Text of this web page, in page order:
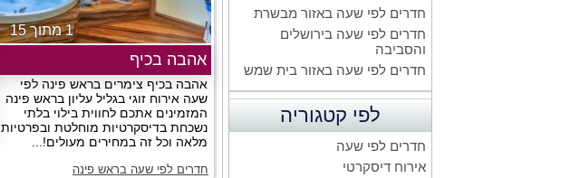
חדרים לפי שעה באזור מבשרת
חדרים לפי שעה בירושלים
והסביבה
חדרים לפי שעה באזור בית שמש
לפי קטגוריה
חדרים לפי שעה
אירוח דיסקרטי
1 מתוך 15
אהבה בכיף
אהבה בכיף צימרים בראש פינה לפי
שעה אירוח זוגי בגליל עליון בראש פינה
המזמינים אתכם לחווית בילוי בלתי
נשכחת בדיסקרטיות מוחלטת ובפרטיות
מלאה וכל זה במחירים מעולים!...
חדרים לפי שעה בראש פינה